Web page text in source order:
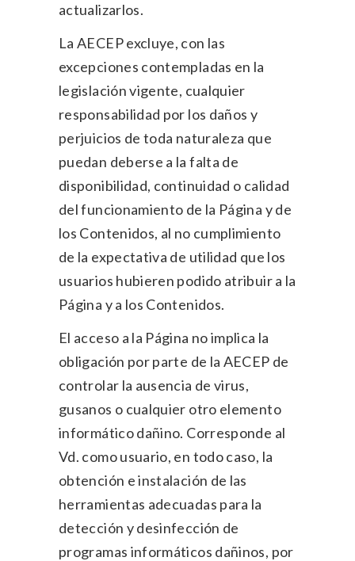
actualizarlos.
La AECEP excluye, con las
excepciones contempladas en la
legislación vigente, cualquier
responsabilidad por los daños y
perjuicios de toda naturaleza que
puedan deberse a la falta de
disponibilidad, continuidad o calidad
del funcionamiento de la Página y de
los Contenidos, al no cumplimiento
de la expectativa de utilidad que los
usuarios hubieren podido atribuir a la
Página y a los Contenidos.
El acceso a la Página no implica la
obligación por parte de la AECEP de
controlar la ausencia de virus,
gusanos o cualquier otro elemento
informático dañino. Corresponde al
Vd. como usuario, en todo caso, la
obtención e instalación de las
herramientas adecuadas para la
detección y desinfección de
programas informáticos dañinos, por